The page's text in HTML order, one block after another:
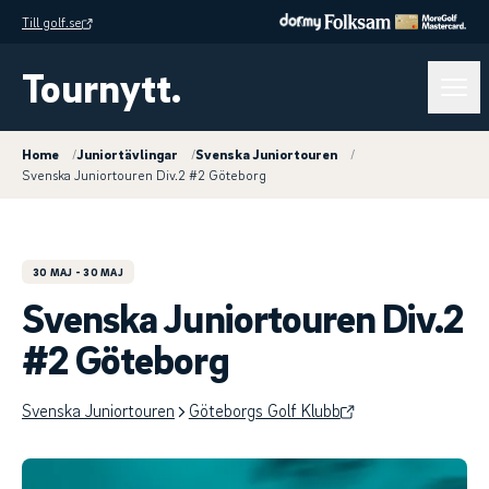
Till golf.se
Tournytt.
Home /Juniortävlingar /Svenska Juniortouren
/
Svenska Juniortouren Div.2 #2 Göteborg
30 MAJ - 30 MAJ
Svenska Juniortouren Div.2
#2 Göteborg
Svenska Juniortouren Göteborgs Golf Klubb